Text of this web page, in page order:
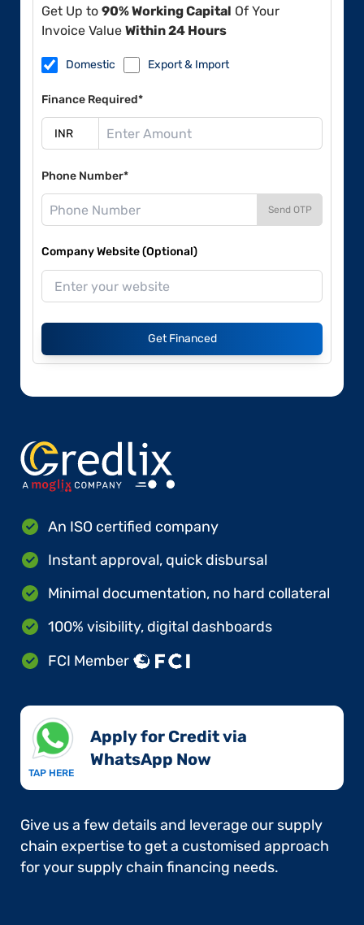
Get Up to 90% Working Capital Of Your
Invoice Value Within 24 Hours
Domestic Export & Import
Finance Required*
Phone Number*
Send OTP
Company Website (Optional)
Get Financed
An ISO certified company
Instant approval, quick disbursal
Minimal documentation, no hard collateral
100% visibility, digital dashboards
FCI Member
TAP HERE
Apply for Credit via
WhatsApp Now​
Give us a few details and leverage our supply
chain expertise to get a customised approach
for your supply chain financing needs.